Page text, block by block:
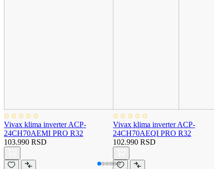
Vivax klima inverter ACP-
24CH70AEMI PRO R32
103.990 RSD
Vivax klima inverter ACP-
24CH70AEQI PRO R32
102.990 RSD